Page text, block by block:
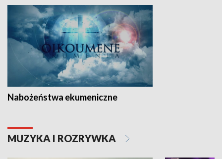
Nabożeństwa ekumeniczne
MUZYKA I ROZRYWKA